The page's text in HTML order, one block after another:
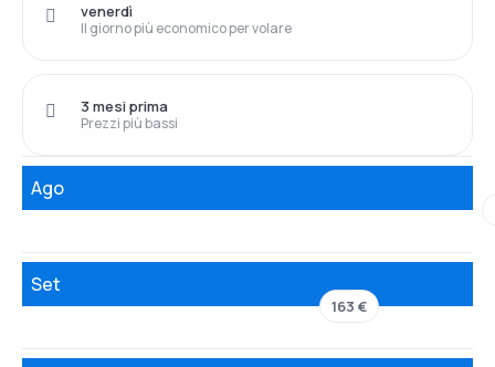
Il giorno più economico per volare
venerdì
Prezzi più bassi
3 mesi prima
Ago
Set
163 €